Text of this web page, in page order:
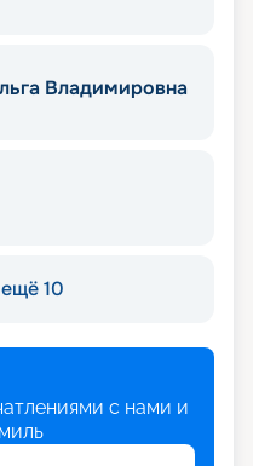
Владимировна
10
с нами и